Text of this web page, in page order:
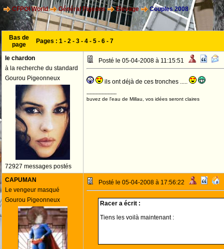
CFPOI World Général Pigeons Elevage Couples 2008
Bas de
page
Pages : 1 - 2 - 3 - 4 - 5 - 6 - 7
le chardon
à la recherche du standard
Gourou Pigeonneux
72927 messages postés
Posté le 05-04-2008 à 11:15:51
ils ont déjà de ces tronches .....
--------------------
buvez de l'eau de Millau, vos idées seront claires
CAPUMAN
Le vengeur masqué
Gourou Pigeonneux
Posté le 05-04-2008 à 17:56:22
Racer a écrit :
Tiens les voilà maintenant :